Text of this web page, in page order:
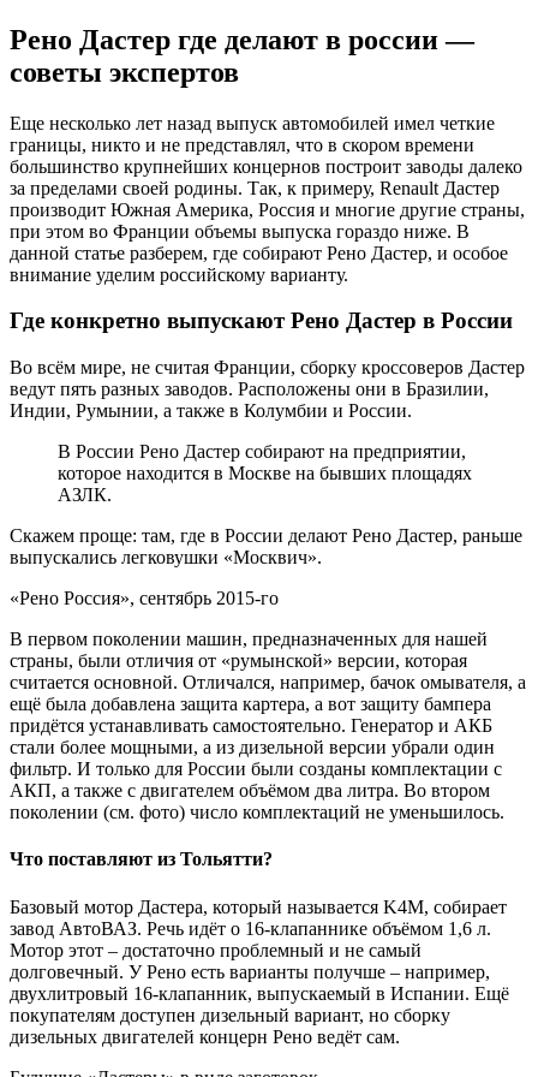
Рено Дастер где делают в россии —
советы экспертов
Еще несколько лет назад выпуск автомобилей имел четкие
границы, никто и не представлял, что в скором времени
большинство крупнейших концернов построит заводы далеко
за пределами своей родины. Так, к примеру, Renault Дастер
производит Южная Америка, Россия и многие другие страны,
при этом во Франции объемы выпуска гораздо ниже. В
данной статье разберем, где собирают Рено Дастер, и особое
внимание уделим российскому варианту.
Где конкретно выпускают Рено Дастер в России
Во всём мире, не считая Франции, сборку кроссоверов Дастер
ведут пять разных заводов. Расположены они в Бразилии,
Индии, Румынии, а также в Колумбии и России.
В России Рено Дастер собирают на предприятии,
которое находится в Москве на бывших площадях
АЗЛК.
Скажем проще: там, где в России делают Рено Дастер, раньше
выпускались легковушки «Москвич».
«Рено Россия», сентябрь 2015-го
В первом поколении машин, предназначенных для нашей
страны, были отличия от «румынской» версии, которая
считается основной. Отличался, например, бачок омывателя, а
ещё была добавлена защита картера, а вот защиту бампера
придётся устанавливать самостоятельно. Генератор и АКБ
стали более мощными, а из дизельной версии убрали один
фильтр. И только для России были созданы комплектации с
АКП, а также с двигателем объёмом два литра. Во втором
поколении (см. фото) число комплектаций не уменьшилось.
Что поставляют из Тольятти?
Базовый мотор Дастера, который называется K4M, собирает
завод АвтоВАЗ. Речь идёт о 16-клапаннике объёмом 1,6 л.
Мотор этот – достаточно проблемный и не самый
долговечный. У Рено есть варианты получше – например,
двухлитровый 16-клапанник, выпускаемый в Испании. Ещё
покупателям доступен дизельный вариант, но сборку
дизельных двигателей концерн Рено ведёт сам.